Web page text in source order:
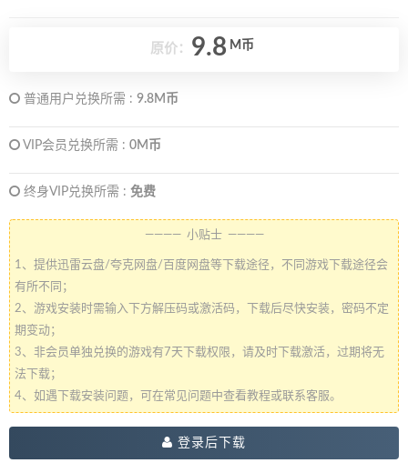
原价： 9.8 M币
普通用户兑换所需 : 9.8M币
VIP会员兑换所需 : 0M币
终身VIP兑换所需 : 免费
———— 小贴士 ————
1、提供迅雷云盘/夸克网盘/百度网盘等下载途径，不同游戏下载途径会
有所不同；
2、游戏安装时需输入下方解压码或激活码，下载后尽快安装，密码不定
期变动；
3、非会员单独兑换的游戏有7天下载权限，请及时下载激活，过期将无
法下载；
4、如遇下载安装问题，可在常见问题中查看教程或联系客服。
登录后下载